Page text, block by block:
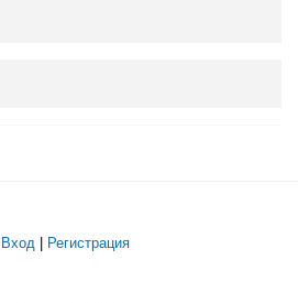
Вход | Регистрация